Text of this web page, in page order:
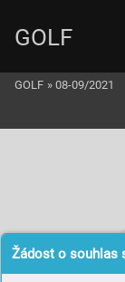
Žádost o souhlas
GOLF
GOLF » 08-09/2021